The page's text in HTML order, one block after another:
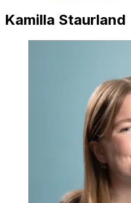
Kamilla Staurland